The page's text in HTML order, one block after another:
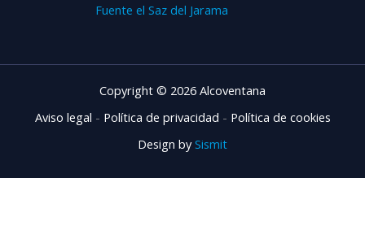
Fuente el Saz del Jarama
Copyright © 2026 Alcoventana
Aviso legal - Política de privacidad - Política de cookies
Design bySismit